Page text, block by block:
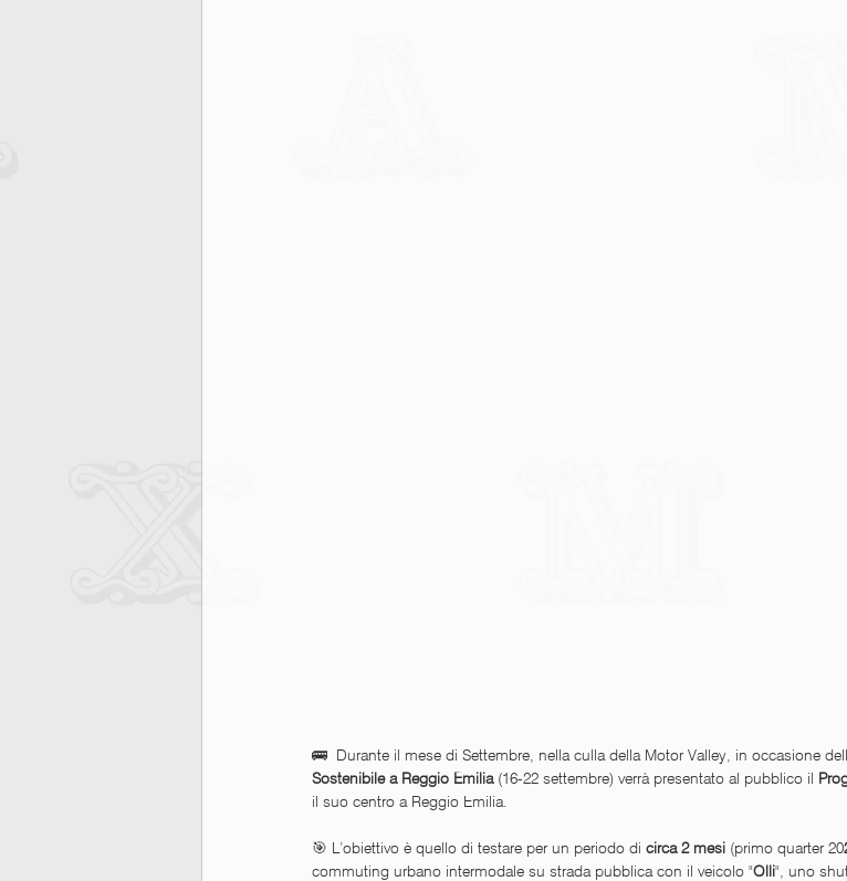
🚌  Durante il mese di Settembre, nella culla della Motor Valley, in occasione
Sostenibile a Reggio Emilia (16-22 settembre) verrà presentato al pubblico il
il suo centro a Reggio Emilia.
🎯 L’obiettivo è quello di testare per un periodo di circa 2 mesi (primo quarter 20
commuting urbano intermodale su strada pubblica con il veicolo "Olli", uno